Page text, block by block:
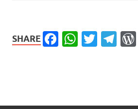
SHARE Facebook